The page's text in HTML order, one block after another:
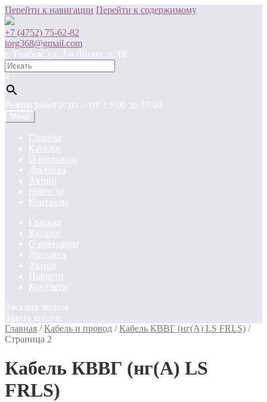
Перейти к навигации Перейти к содержимому
+7 (4752) 75-62-82
torg368@gmail.com
г. Тамбов, ул. 3-я Линия, д. 18
×
Режим работы: пн. - пт. c 9:00 до 17:00
Меню
Главная
Каталог
О компании
Доставка
Акции
Новости
Контакты
Главная
Каталог
О компании
Доставка
Акции
Новости
Контакты
Заказать звонок
Задать вопрос
Главная /Кабель и провод /Кабель КВВГ (нг(А) LS FRLS) /
Страница 2
Кабель КВВГ (нг(А) LS
FRLS)